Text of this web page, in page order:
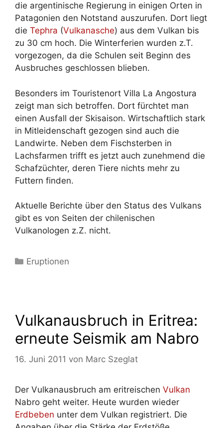
die argentinische Regierung in einigen Orten in
Patagonien den Notstand auszurufen. Dort liegt
die Tephra (Vulkanasche) aus dem Vulkan bis
zu 30 cm hoch. Die Winterferien wurden z.T.
vorgezogen, da die Schulen seit Beginn des
Ausbruches geschlossen blieben.
Besonders im Touristenort Villa La Angostura
zeigt man sich betroffen. Dort fürchtet man
einen Ausfall der Skisaison. Wirtschaftlich stark
in Mitleidenschaft gezogen sind auch die
Landwirte. Neben dem Fischsterben in
Lachsfarmen trifft es jetzt auch zunehmend die
Schafzüchter, deren Tiere nichts mehr zu
Futtern finden.
Aktuelle Berichte über den Status des Vulkans
gibt es von Seiten der chilenischen
Vulkanologen z.Z. nicht.
Kategorien
Eruptionen
Vulkanausbruch in Eritrea:
erneute Seismik am Nabro
16. Juni 2011 von Marc Szeglat
Der Vulkanausbruch am eritreischen Vulkan
Nabro geht weiter. Heute wurden wieder
Erdbeben unter dem Vulkan registriert. Die